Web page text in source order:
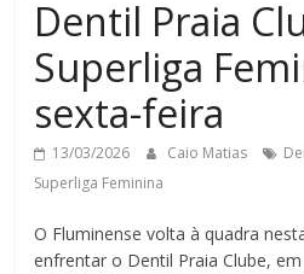
Dentil Praia
Superliga
sexta-feira
13/03/2026 Caio Matias
Superliga Feminina
O Fluminense volta à quadra
enfrentar o Dentil Praia Clube,